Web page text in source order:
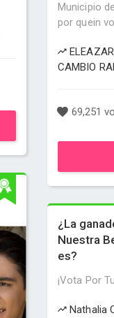
Municipio
por quein
CAMBIO
69,251
¿La
Nuestra
es?
¡Vota Por
Nathalia